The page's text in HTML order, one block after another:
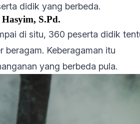
didik yang berbeda.
di situ, 360 peserta didik
beragam. Keberagaman itu
yang berbeda pula.
peserta didik A dan B
sama yaitu tidak semangat
lebih lanjut permasalahan
S.Pd.